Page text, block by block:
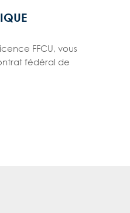
FFCU, vous
fédéral de